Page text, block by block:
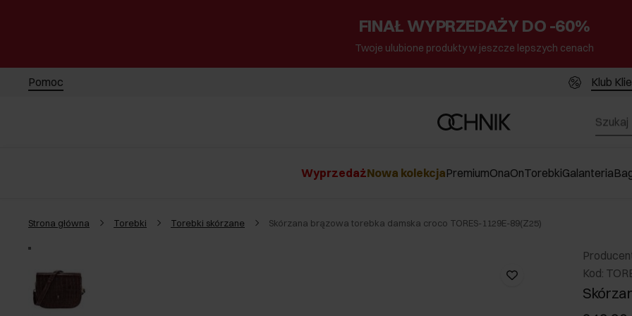
FINAŁ WYPRZEDAŻY DO -60%
Twoje ulubione produkty w jeszcze lepszych cenach
Pomoc Klub
WyprzedażNowa kolekcjaPremiumOnaOnTorebkiGalanteria
Strona główna Torebki Torebki skórzane Skórzana brązowa torebka damska croco TORES-1129E-89(Z25)
Kod: